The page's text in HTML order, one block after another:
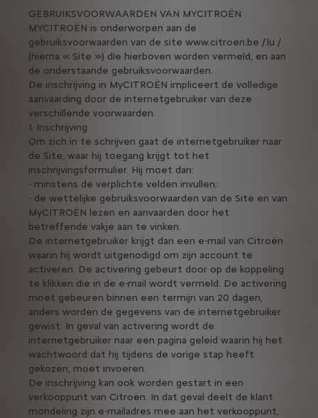
GEBRUIKSVOORWAARDEN VAN MYCITROËN
MYCITROËN is onderworpen aan de
gebruiksvoorwaarden van de site www.citroen.be /.lu /
(hierna « Site ») die hierboven worden vermeld, en aan
de onderstaande gebruiksvoorwaarden.
De inschrijving in MyCITROËN impliceert de volledige
aanvaarding door de internetgebruiker van deze
verschillende voorwaarden.
1. Inschrijving
Om zich in te schrijven gaat de internetgebruiker naar
de Site, waar hij toegang krijgt tot het
inschrijvingsformulier. Hij moet dan:
- minstens de verplichte velden invullen;
- de wettelijke gebruiksvoorwaarden van de Site en van
MyCITROËN lezen en aanvaarden door het
betreffende vakje aan te vinken.
De internetgebruiker krijgt dan een e-mail van Citroën
waarin hij wordt uitgenodigd om zijn account te
activeren. De activering gebeurt door op de koppeling
te klikken die in de e-mail wordt vermeld. De activering
moet gebeuren binnen een termijn van 20 dagen,
anders worden de gegevens van de internetgebruiker
gewist. In geval van activering wordt de
internetgebruiker naar een pagina geleid waarin hij het
wachtwoord dat hij tijdens de vorige stap heeft
gekozen, moet invoeren.
De inschrijving kan ook worden gestart in een
verkooppunt van Citroën. In dat geval deelt de klant
mondeling zijn e-mailadres mee aan het verkooppunt,